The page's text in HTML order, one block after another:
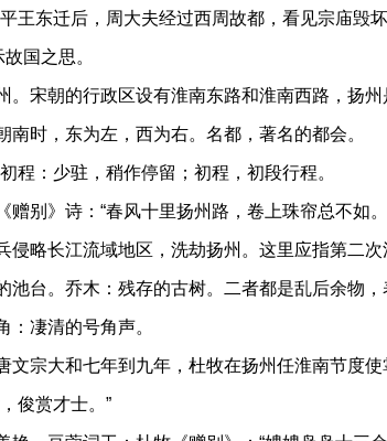
王东迁后，周大夫经过西周故都，看见宗庙毁
国之思。
宋朝的行政区设有淮南东路和淮南西路，扬州
南时，东为左，西为右。名都，著名的都会。
：少驻，稍作停留；初程，初段行程。
》诗：“春风十里扬州路，卷上珠帘总不如。
略长江流域地区，洗劫扬州。这里应指第二次
台。乔木：残存的古树。二者都是乱后余物，
凄清的号角声。
宗大和七年到九年，杜牧在扬州任淮南节度使
俊赏才士。”